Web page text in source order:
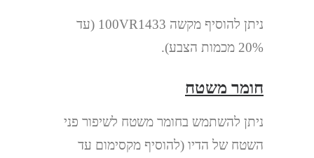
ניתן להוסיף מקשה 100VR1433 (עד
20% מכמות הצבע).
חומר משטח
ניתן להשתמש בחומר משטח לשיפור פני
השטח של הדיו (להוסיף מקסימום עד